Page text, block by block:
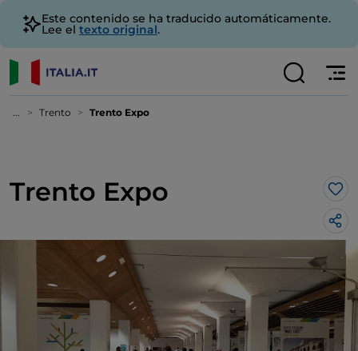
Este contenido se ha traducido automáticamente.
Lee el texto original.
... Trento Trento Expo
Trento Expo Me